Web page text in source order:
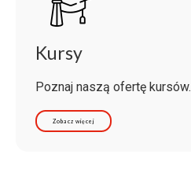
Kursy
Poznaj naszą ofertę kursów.
Zobacz więcej